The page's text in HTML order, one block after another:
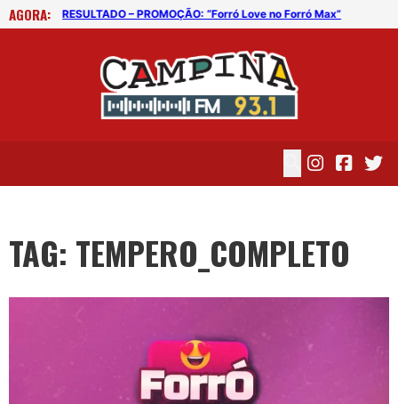
AGORA: RESULTADO – PROMOÇÃO: “Forró Love no Forró Max”
TAG: TEMPERO_COMPLETO